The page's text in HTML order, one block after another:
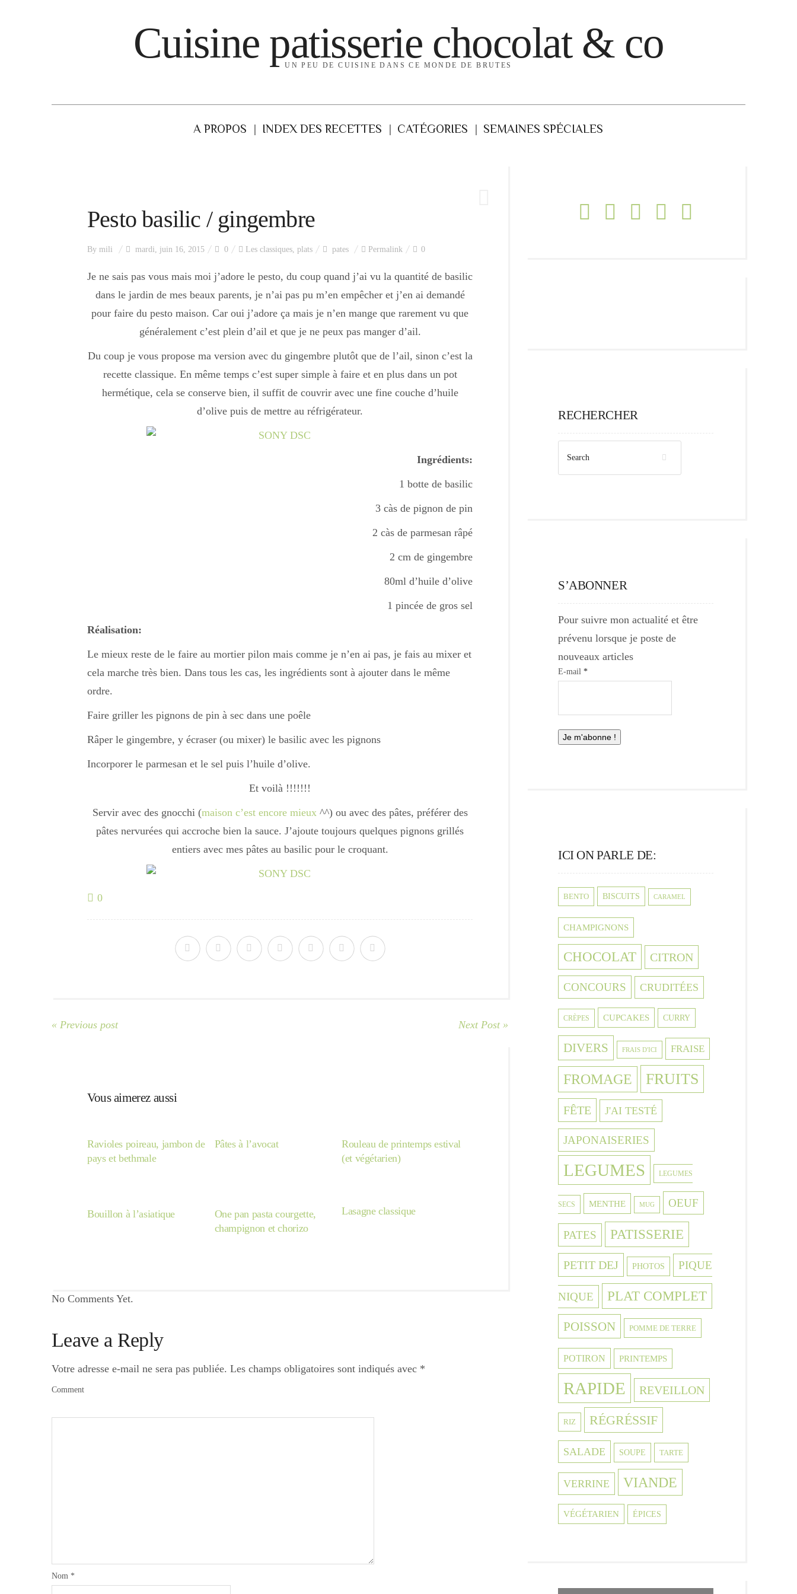
Cuisine patisserie chocolat & co
UN PEU DE CUISINE DANS CE MONDE DE BRUTES
A PROPOS INDEX DES RECETTES CATÉGORIES SEMAINES SPÉCIALES
Pesto basilic / gingembre
By mili mardi, juin 16, 2015 0 Les classiques, plats pates Permalink 0
Je ne sais pas vous mais moi j’adore le pesto, du coup quand j’ai vu la quantité de basilic
dans le jardin de mes beaux parents, je n’ai pas pu m’en empêcher et j’en ai demandé
pour faire du pesto maison. Car oui j’adore ça mais je n’en mange que rarement vu que
généralement c’est plein d’ail et que je ne peux pas manger d’ail.
Du coup je vous propose ma version avec du gingembre plutôt que de l’ail, sinon c’est la
recette classique. En même temps c’est super simple à faire et en plus dans un pot
hermétique, cela se conserve bien, il suffit de couvrir avec une fine couche d’huile
d’olive puis de mettre au réfrigérateur.
Ingrédients:
1 botte de basilic
3 càs de pignon de pin
2 càs de parmesan râpé
2 cm de gingembre
80ml d’huile d’olive
1 pincée de gros sel
Réalisation:
Le mieux reste de le faire au mortier pilon mais comme je n’en ai pas, je fais au mixer et
cela marche très bien. Dans tous les cas, les ingrédients sont à ajouter dans le même
ordre.
Faire griller les pignons de pin à sec dans une poêle
Râper le gingembre, y écraser (ou mixer) le basilic avec les pignons
Incorporer le parmesan et le sel puis l’huile d’olive.
Et voilà !!!!!!!
Servir avec des gnocchi (maison c’est encore mieux^^) ou avec des pâtes, préférer des
pâtes nervurées qui accroche bien la sauce. J’ajoute toujours quelques pignons grillés
entiers avec mes pâtes au basilic pour le croquant.
0
« Previous post Next Post »
Vous aimerez aussi
Ravioles poireau, jambon de
pays et bethmale
Pâtes à l’avocat
Rouleau de printemps estival
(et végétarien)
Bouillon à l’asiatique
One pan pasta courgette,
champignon et chorizo
Lasagne classique
No Comments Yet.
Leave a Reply
Votre adresse e-mail ne sera pas publiée. Les champs obligatoires sont indiqués avec *
Comment
Nom *
RECHERCHER
S’ABONNER
Pour suivre mon actualité et être
prévenu lorsque je poste de
nouveaux articles
E-mail *
ICI ON PARLE DE:
BENTO BISCUITS CARAMEL
CHAMPIGNONS
CHOCOLAT CITRON
CONCOURS CRUDITÉES
CRÈPES CUPCAKES CURRY
DIVERS FRAIS D'ICI FRAISE
FROMAGE FRUITS
FÊTE J'AI TESTÉ
JAPONAISERIES
LEGUMES LEGUMES
SECS MENTHE MUG OEUF
PATES PATISSERIE
PETIT DEJ PHOTOS PIQUE
NIQUE PLAT COMPLET
POISSON POMME DE TERRE
POTIRON PRINTEMPS
RAPIDE REVEILLON
RIZ RÉGRÉSSIF
SALADE SOUPE TARTE
VERRINE VIANDE
VÉGÉTARIEN ÉPICES